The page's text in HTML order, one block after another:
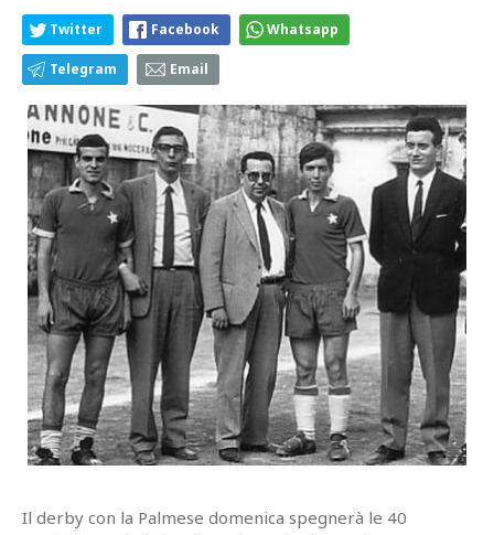
Twitter Facebook Whatsapp
Telegram Email
Il derby con la Palmese domenica spegnerà le 40